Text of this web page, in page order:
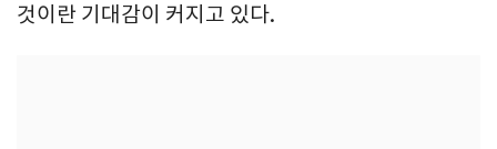
것이란 기대감이 커지고 있다.